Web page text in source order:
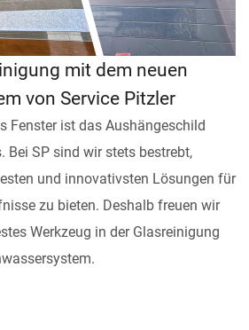
mit dem neuen
von Service Pitzler
Fenster ist das Aushängeschild
Bei SP sind wir stets bestrebt,
und innovativsten Lösungen für
zu bieten. Deshalb freuen wir
Werkzeug in der Glasreinigung